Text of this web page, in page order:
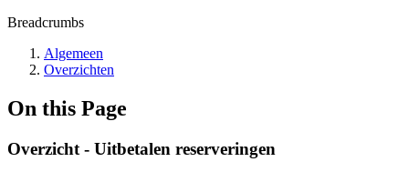
Breadcrumbs
Algemeen
Overzichten
On this Page
Overzicht - Uitbetalen reserveringen